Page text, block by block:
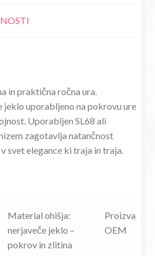
in praktična ročna ura.
jeklo uporabljeno na pokrovu ure
Uporabljen SL68 ali
zagotavlja natančnost
svet elegance ki traja in traja.
Material ohišja:
nerjaveče jeklo –
pokrov in zlitina
OEM